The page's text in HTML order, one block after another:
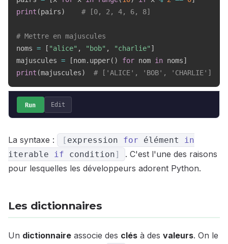
print (pairs) # [0, 2, 4, 6, 8]
# Mettre en majuscules
noms = [ "alice" , "bob" , "charlie" ]
majuscules = [nom. upper( ) for nom in noms]
print (majuscules) # ['ALICE', 'BOB', 'CHARLIE']
Run Edit
La syntaxe : [ expression for élément in
iterable if condition]
. C'est l'une des raisons
pour lesquelles les développeurs adorent Python.
Les dictionnaires
Un dictionnaire associe des clés à des valeurs. On le